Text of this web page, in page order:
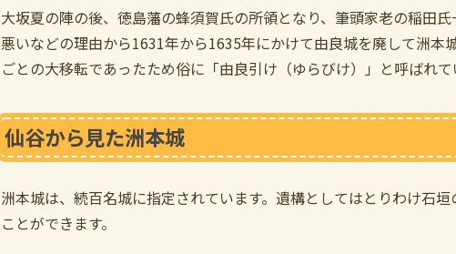
大坂夏の陣の後、徳島藩の蜂須賀氏の所領となり、筆頭家老の稲田
悪いなどの理由から1631年から1635年にかけて由良城を廃して洲本
ごとの大移転であったため俗に「由良引け（ゆらびけ）」と呼ばれて
仙谷から見た洲本城
洲本城は、続百名城に指定されています。遺構としてはとりわけ石
ことができます。